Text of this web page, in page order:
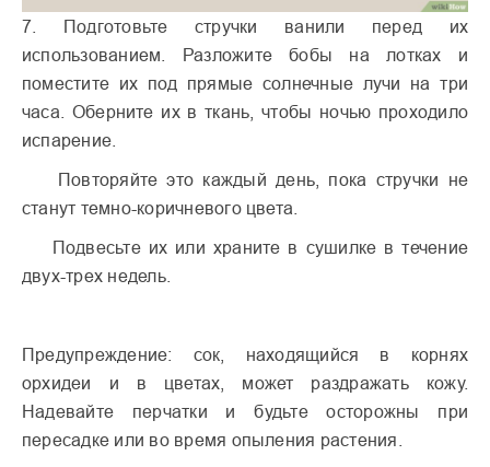
7. Подготовьте стручки ванили перед их
использованием. Разложите бобы на лотках и
поместите их под прямые солнечные лучи на три
часа. Оберните их в ткань, чтобы ночью проходило
испарение.
Повторяйте это каждый день, пока стручки не
станут темно-коричневого цвета.
Подвесьте их или храните в сушилке в течение
двух-трех недель.
Предупреждение: сок, находящийся в корнях
орхидеи и в цветах, может раздражать кожу.
Надевайте перчатки и будьте осторожны при
пересадке или во время опыления растения.